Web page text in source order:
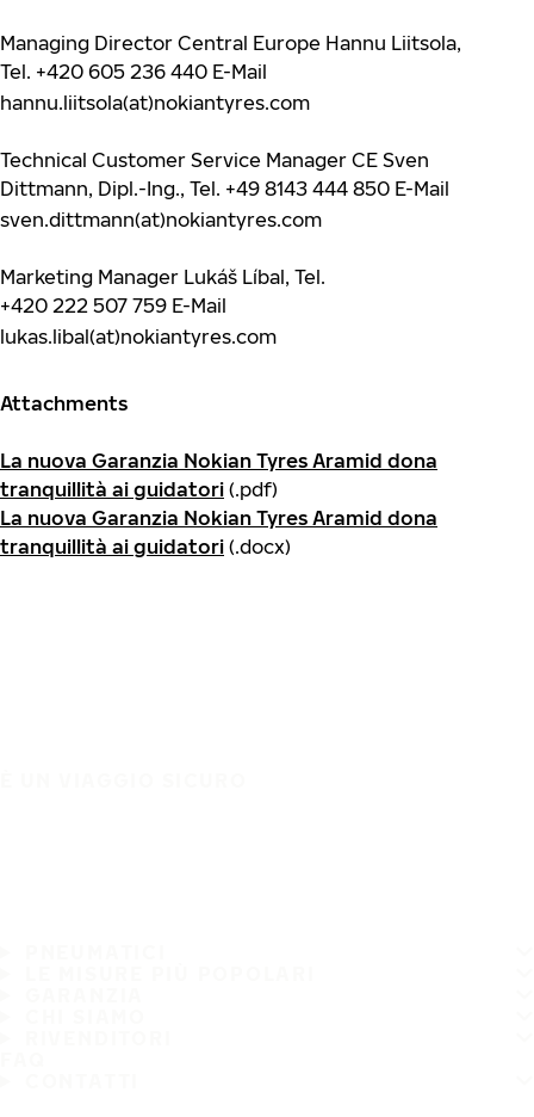
Managing Director Central Europe Hannu Liitsola,
Tel. +420 605 236 440 E-Mail
hannu.liitsola(at)nokiantyres.com
Technical Customer Service Manager CE Sven
Dittmann, Dipl.-Ing., Tel. +49 8143 444 850 E-Mail
sven.dittmann(at)nokiantyres.com
Marketing Manager Lukáš Líbal, Tel.
+420 222 507 759 E-Mail
lukas.libal(at)nokiantyres.com
Attachments
La nuova Garanzia Nokian Tyres Aramid dona
tranquillità ai guidatori (.pdf)
La nuova Garanzia Nokian Tyres Aramid dona
tranquillità ai guidatori (.docx)